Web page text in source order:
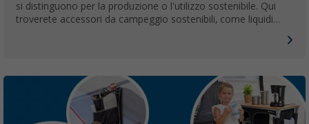
si distinguono per la produzione o l'utilizzo sostenibile. Qui
troverete accessori da campeggio sostenibili, come liquidi